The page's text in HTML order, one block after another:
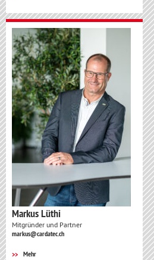
Markus Lüthi
Mitgründer und Partner
markus@cardatec.ch
Mehr